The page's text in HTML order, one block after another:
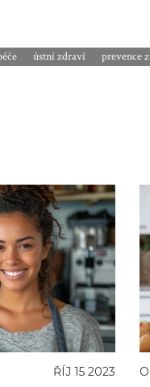
ústní zdraví prevence
ŘÍJ 15 2023